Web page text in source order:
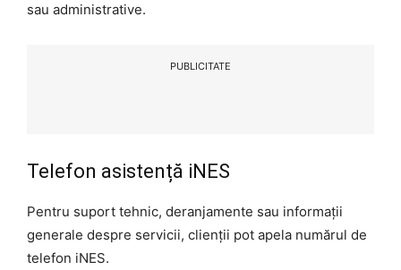
sau administrative.
PUBLICITATE
Telefon asistență iNES
Pentru suport tehnic, deranjamente sau informații
generale despre servicii, clienții pot apela numărul de
telefon iNES.